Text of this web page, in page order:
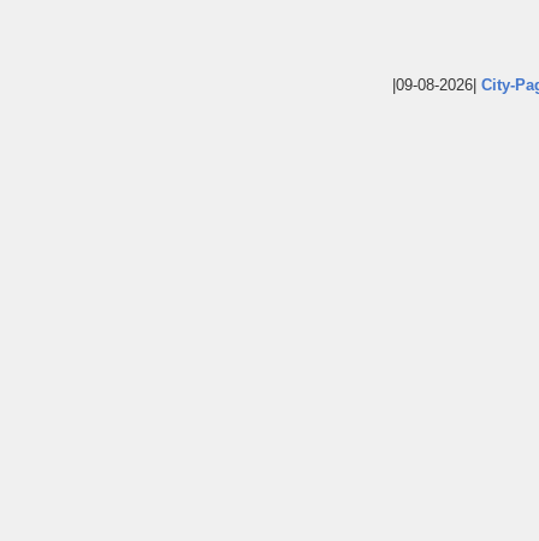
|09-08-2026| City-